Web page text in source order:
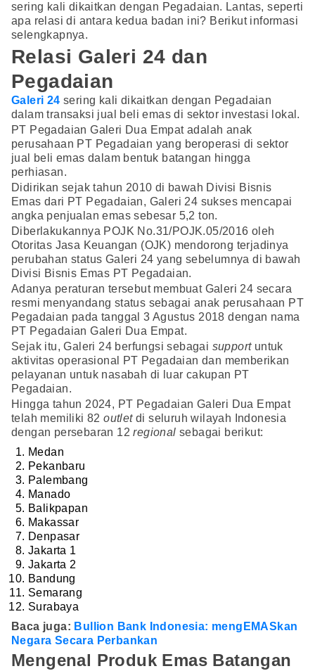
sering kali dikaitkan dengan Pegadaian. Lantas, seperti
apa relasi di antara kedua badan ini? Berikut informasi
selengkapnya.
Relasi Galeri 24 dan
Pegadaian
Galeri 24 sering kali dikaitkan dengan Pegadaian
dalam transaksi jual beli emas di sektor investasi lokal.
PT Pegadaian Galeri Dua Empat adalah anak
perusahaan PT Pegadaian yang beroperasi di sektor
jual beli emas dalam bentuk batangan hingga
perhiasan.
Didirikan sejak tahun 2010 di bawah Divisi Bisnis
Emas dari PT Pegadaian, Galeri 24 sukses mencapai
angka penjualan emas sebesar 5,2 ton.
Diberlakukannya POJK No.31/POJK.05/2016 oleh
Otoritas Jasa Keuangan (OJK) mendorong terjadinya
perubahan status Galeri 24 yang sebelumnya di bawah
Divisi Bisnis Emas PT Pegadaian.
Adanya peraturan tersebut membuat Galeri 24 secara
resmi menyandang status sebagai anak perusahaan PT
Pegadaian pada tanggal 3 Agustus 2018 dengan nama
PT Pegadaian Galeri Dua Empat.
Sejak itu, Galeri 24 berfungsi sebagai supportuntuk
aktivitas operasional PT Pegadaian dan memberikan
pelayanan untuk nasabah di luar cakupan PT
Pegadaian.
Hingga tahun 2024, PT Pegadaian Galeri Dua Empat
telah memiliki 82outletdi seluruh wilayah Indonesia
dengan persebaran 12regional sebagai berikut:
Medan
Pekanbaru
Palembang
Manado
Balikpapan
Makassar
Denpasar
Jakarta 1
Jakarta 2
Bandung
Semarang
Surabaya
Baca juga: Bullion Bank Indonesia: mengEMASkan
Negara Secara Perbankan
Mengenal Produk Emas Batangan